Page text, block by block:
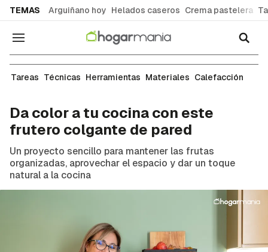
TEMAS Arguiñano hoy Helados caseros Crema pastelera
Navegación
Tareas de bricolaje
Tareas Técnicas Herramientas Materiales Calefacción
Da color a tu cocina con este
frutero colgante de pared
Un proyecto sencillo para mantener las frutas
organizadas, aprovechar el espacio y dar un toque
natural a la cocina